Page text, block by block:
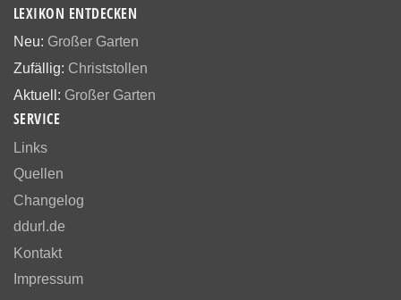
LEXIKON ENTDECKEN
Neu: Großer Garten
Zufällig: Christstollen
Aktuell: Großer Garten
SERVICE
Links
Quellen
Changelog
ddurl.de
Kontakt
Impressum